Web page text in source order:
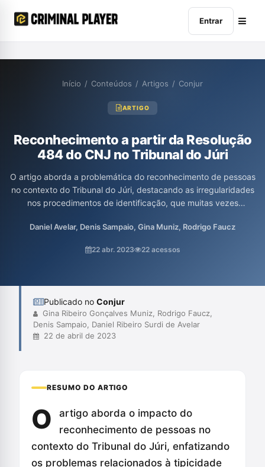
Entrar
Início / Conteúdos / Artigos / Conjur
ARTIGO
Reconhecimento a partir da Resolução
484 do CNJ no Tribunal do Júri
O artigo aborda a problemática do reconhecimento de pessoas
no contexto do Tribunal do Júri, destacando as irregularidades
nos procedimentos de identificação, que muitas vezes
STJ e experiências internacionais, os autores ressaltam a
nº 484/2022 do CNJ, que visa aumentar a qualidade dos
Daniel Avelar, Denis Sampaio, Gina Muniz, Rodrigo Faucz
22 abr. 2023 22 acessos
Publicado no Conjur
Gina Ribeiro Gonçalves Muniz, Rodrigo Faucz,
Denis Sampaio, Daniel Ribeiro Surdi de Avelar
22 de abril de 2023
RESUMO DO ARTIGO
O
artigo aborda o impacto do
reconhecimento de pessoas no
contexto do Tribunal do Júri, enfatizando
os problemas relacionados à tipicidade